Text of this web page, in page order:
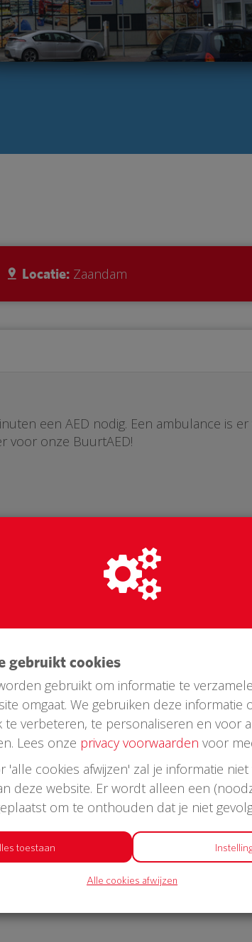
Locatie: Zaandam
een AED nodig. Een ambulance is
voor onze BuurtAED!
Laatste donaties
€ 1.052
gebruikt cookies
gebruikt om informatie te
omgaat. We gebruiken deze informatie
te verbeteren, te personaliseren en voor
Lees onze privacy voorwaarden voor
'alle cookies afwijzen' zal je informatie
deze website. Er wordt alleen een
om te onthouden dat je niet
Alles toestaan
Alle cookies afwijzen